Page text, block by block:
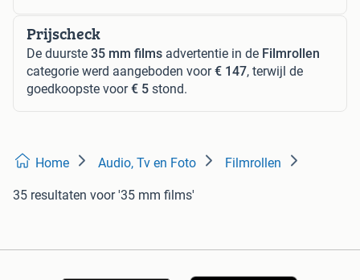
Prijscheck
De duurste 35 mm films advertentie in de Filmrollen
categorie werd aangeboden voor€ 147, terwijl de
goedkoopste voor€ 5 stond.
Home Audio, Tv en Foto Filmrollen
35 resultaten voor '35 mm films'